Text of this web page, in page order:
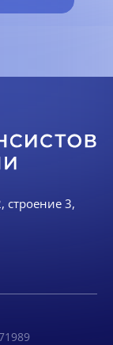
строение 3,